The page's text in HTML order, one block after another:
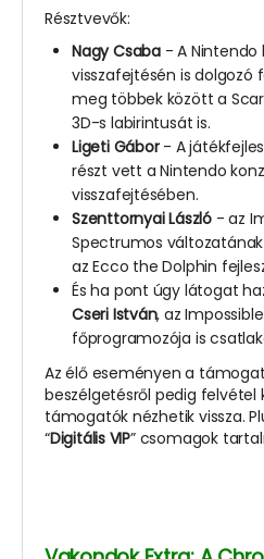
Résztvevők:
Nagy Csaba- A Nintendo
visszafejtésén is dolgozó
meg többek között a
3D-s labirintusát is.
Ligeti Gábor- A
részt vett a Nintendo
visszafejtésében.
Szenttornyai László - az
Spectrumos
az Ecco the Dolphin
És ha pont úgy látogat
Cseri István, az
főprogramozója is
Az élő eseményen a
beszélgetésről pedig felvétel
támogatók nézhetik vissza.
“Digitális VIP” csomagok